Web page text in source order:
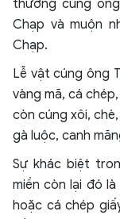
thường cúng
Chạp và muộn
Chạp.
Lễ vật cúng ông
vàng mã, cá
còn cúng xôi,
gà luộc, canh
Sự khác biệt
miền còn lại đó
hoặc cá chép